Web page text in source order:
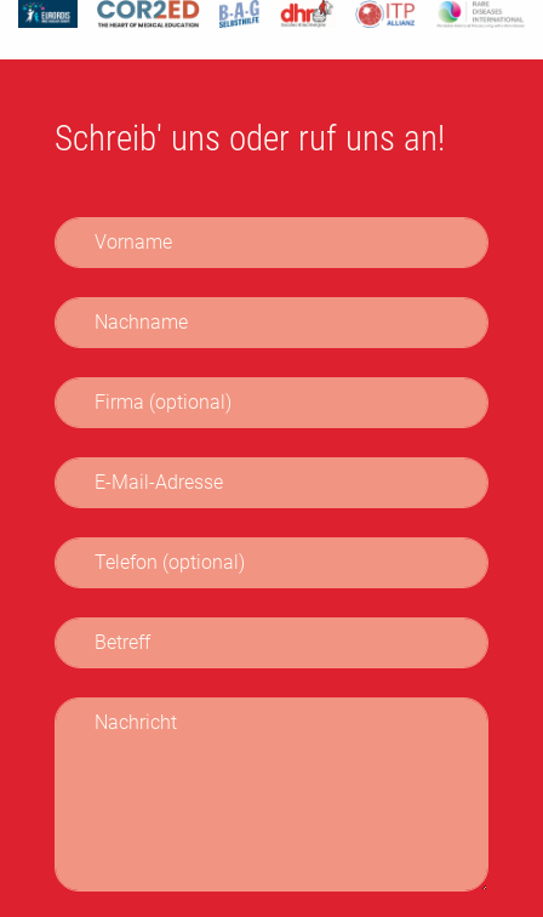
Schreib' uns oder ruf uns an!
Vorname
Nachname
Firma (optional)
E-Mail-Adresse
Telefon (optional)
Betreff
Nachricht